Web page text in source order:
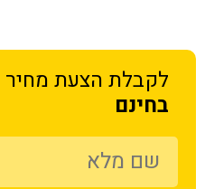
לקבלת הצעת מחיר
בחינם